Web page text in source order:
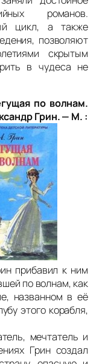
романов.
цикл, а также
позволяют
скрытым
в чудеса не
по волнам.
Грин. — М. :
прибавил к ним
по волнам, как
названном в её
этого корабля,
мечтатель и
Грин создал